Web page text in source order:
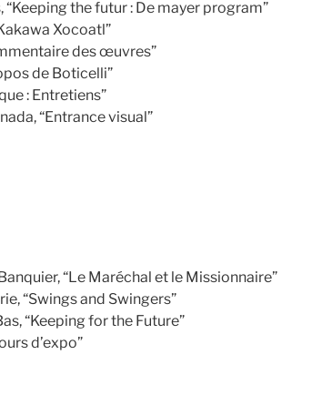
“Keeping the futur : De mayer program”
Xocoatl”
des œuvres”
de Boticelli”
: Entretiens”
“Entrance visual”
“Le Maréchal et le Missionnaire”
“Swings and Swingers”
“Keeping for the Future”
d’expo”